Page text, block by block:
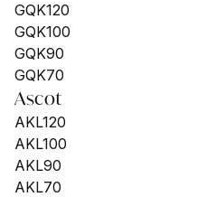
GQK120
GQK100
GQK90
GQK70
Ascot
AKL120
AKL100
AKL90
AKL70